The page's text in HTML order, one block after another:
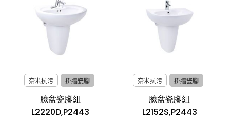
奈米抗污 掛牆瓷腳
臉盆瓷腳組
L2220D,P2443
奈米抗污 掛牆瓷腳
臉盆瓷腳組
L2152S,P2443